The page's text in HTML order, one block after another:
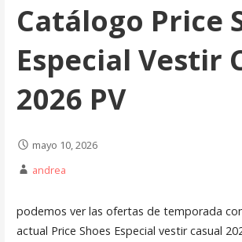
Catálogo Price
Especial Vestir
2026 PV
mayo 10, 2026
andrea
podemos ver las ofertas de temporada
actual Price Shoes Especial vestir casual